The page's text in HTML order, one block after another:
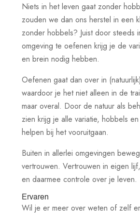
Niets in het leven gaat zonder
zouden we dan ons herstel in een
zonder hobbels? Juist door steeds
omgeving te oefenen krijg je de
en brein nodig hebben.
Oefenen gaat dan over in
waardoor je het niet alleen in de
maar overal. Door de natuur als
zien krijg je alle variatie, hobbels
helpen bij het vooruitgaan.
Buiten in allerlei omgevingen
vertrouwen. Vertrouwen in eigen
en daarmee controle over je leven.
Ervaren
Wil je er meer over weten of zelf